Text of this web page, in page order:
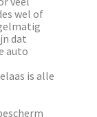
wel of
dat
auto
is alle